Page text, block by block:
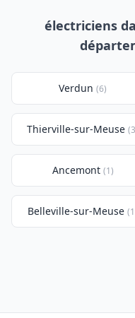
électriciens
Verdun (6)
Thierville-sur-Meuse
Ancemont (1)
Belleville-sur-Meuse